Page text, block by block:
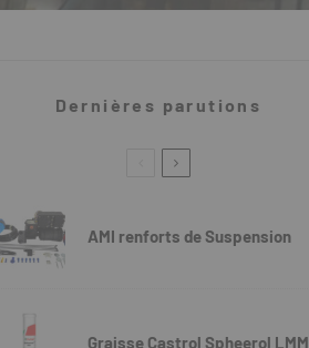
Dernières parutions
AMI renforts de Suspension
Graisse Castrol Spheerol LMM